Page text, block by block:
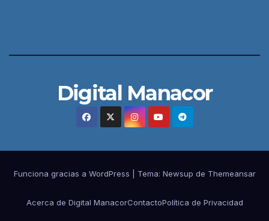
Digital Manacor
Funciona gracias a WordPress Tema: Newsup de Themeansar
Acerca de Digital ManacorContactoPolítica de Privacidad